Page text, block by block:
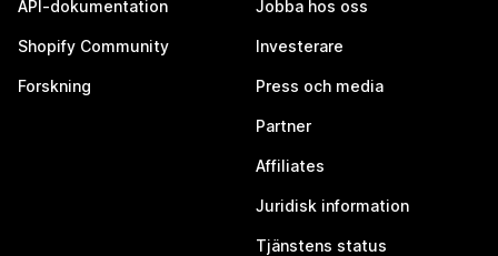
API-dokumentation
Shopify Community
Forskning
Jobba hos oss
Investerare
Press och media
Partner
Affiliates
Juridisk information
Tjänstens status